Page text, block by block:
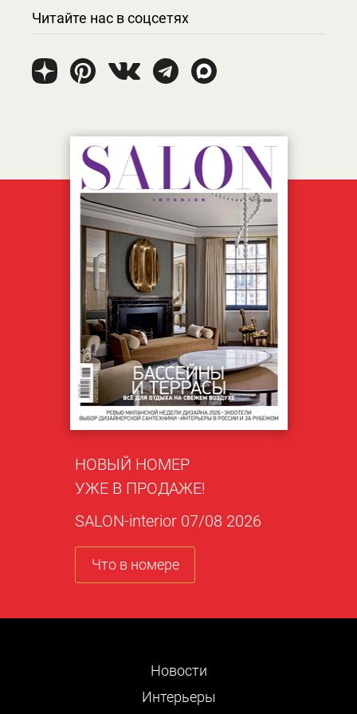
Читайте нас в соцсетях
НОВЫЙ НОМЕР
УЖЕ В ПРОДАЖЕ!
SALON-interior 07/08 2026
Что в номере
Новости
Интерьеры